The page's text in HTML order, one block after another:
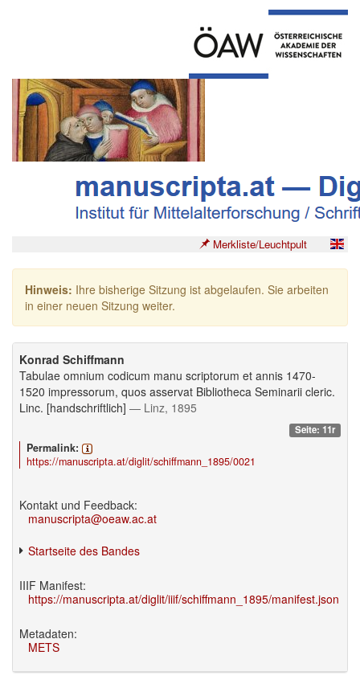
Merkliste/Leuchtpult
Hinweis: Ihre bisherige Sitzung ist abgelaufen. Sie arbeiten
in einer neuen Sitzung weiter.
Konrad Schiffmann
Tabulae omnium codicum manu scriptorum et annis 1470-
1520 impressorum, quos asservat Bibliotheca Seminarii cleric.
Linc. [handschriftlich] — Linz, 1895
Seite: 11r
Permalink:
https://manuscripta.at/diglit/schiffmann_1895/0021
Kontakt und Feedback:
manuscripta@oeaw.ac.at
Startseite des Bandes
IIIF Manifest:
https://manuscripta.at/diglit/iiif/schiffmann_1895/manifest.json
Metadaten:
METS